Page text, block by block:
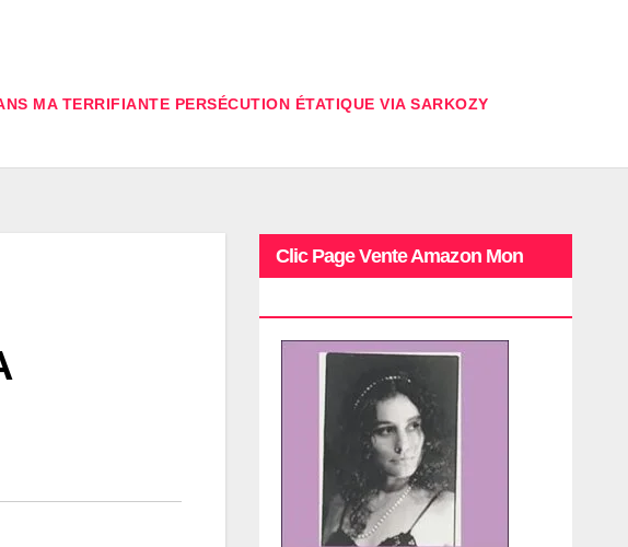
MA TERRIFIANTE PERSÉCUTION ÉTATIQUE VIA SARKOZY
Clic Page Vente Amazon Mon